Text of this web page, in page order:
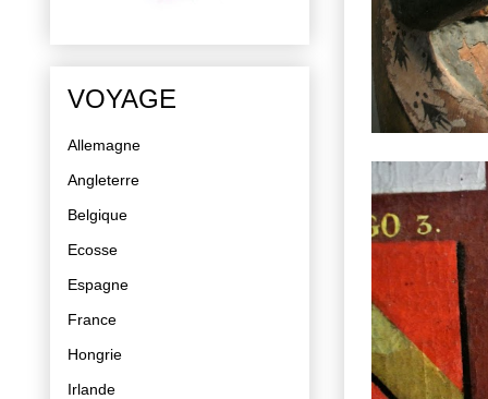
VOYAGE
Allemagne
Angleterre
Belgique
Ecosse
Espagne
France
Hongrie
Irlande